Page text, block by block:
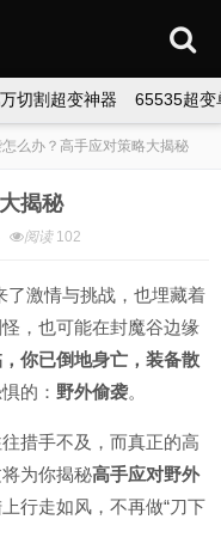
切割超变神器 65535超变
么办？高手应对策略大揭秘
揭秘
阅读 102
了激情与挑战，也埋藏着
，也可能在封魔谷边缘
你已倒地身亡，装备散
的： 野外偷袭。
措手不及，而真正的高
为你揭秘高手应对野外
行走如风，不再做“刀下